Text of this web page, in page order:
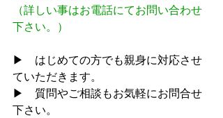
（詳しい事はお電話にてお問い合わせ
下さい。）
▶　はじめての方でも親身に対応させ
ていただきます。
▶　質問やご相談もお気軽にお問合せ
下さい。